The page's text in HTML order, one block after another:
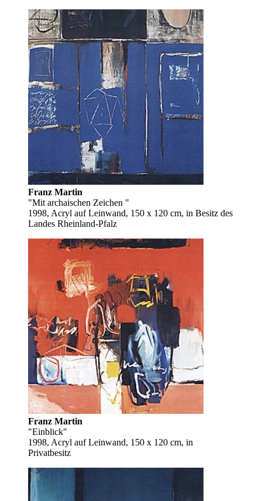
Franz Martin
"Mit archaischen Zeichen "
1998, Acryl auf Leinwand, 150 x 120 cm, in Besitz des
Landes Rheinland-Pfalz
Franz Martin
"Einblick"
1998, Acryl auf Leinwand, 150 x 120 cm, in
Privatbesitz